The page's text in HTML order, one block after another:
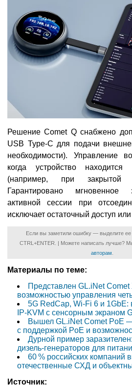
Решение Comet Q снабжено
USB Type-C для подачи
необходимости). Управление
когда устройство
(например, при закрытой
Гарантировано
активной сессии при
исключает остаточный доступ
Если вы заметили ошибку — выделите
CTRL+ENTER. | Можете написать лучше?
авторам
Материалы по теме:
Представлен GL.iNet
возможностью управления
5G RedCap, Wi-Fi 6 и
IP-KVM с сенсорным экраном
Вышел GL.iNet Comet PoE
с поддержкой PoE и
Дурной пример
дизель-генераторов для
60 % российских компаний
отечественные СХД и
Источник: